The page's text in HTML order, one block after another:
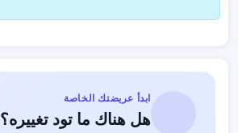
ابدأ عريضتك الخاصة
هل هناك ما تود تغييره؟